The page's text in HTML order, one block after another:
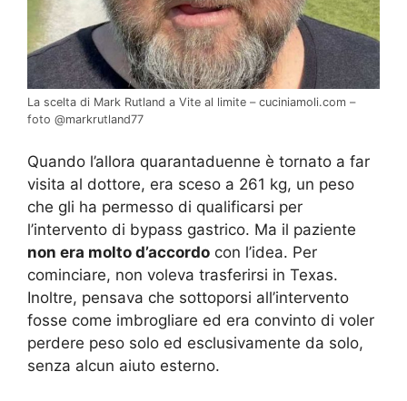
La scelta di Mark Rutland a Vite al limite – cuciniamoli.com –
foto @markrutland77
Quando l’allora quarantaduenne è tornato a far
visita al dottore, era sceso a 261 kg, un peso
che gli ha permesso di qualificarsi per
l’intervento di bypass gastrico. Ma il paziente
non era molto d’accordo con l’idea. Per
cominciare, non voleva trasferirsi in Texas.
Inoltre, pensava che sottoporsi all’intervento
fosse come imbrogliare ed era convinto di voler
perdere peso solo ed esclusivamente da solo,
senza alcun aiuto esterno.